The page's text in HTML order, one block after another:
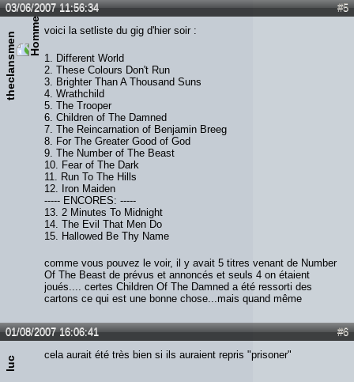
#5
03/06/2007 11:56:34
theclansmen
voici la setliste du gig d'hier soir :
1. Different World
2. These Colours Don't Run
3. Brighter Than A Thousand Suns
4. Wrathchild
5. The Trooper
6. Children of The Damned
7. The Reincarnation of Benjamin Breeg
8. For The Greater Good of God
9. The Number of The Beast
10. Fear of The Dark
11. Run To The Hills
12. Iron Maiden
----- ENCORES: -----
13. 2 Minutes To Midnight
14. The Evil That Men Do
15. Hallowed Be Thy Name
comme vous pouvez le voir, il y avait 5 titres venant de Number
Of The Beast de prévus et annoncés et seuls 4 on étaient
joués.... certes Children Of The Damned a été ressorti des
cartons ce qui est une bonne chose...mais quand même
#6
01/08/2007 16:06:41
luc
cela aurait été très bien si ils auraient repris "prisoner"